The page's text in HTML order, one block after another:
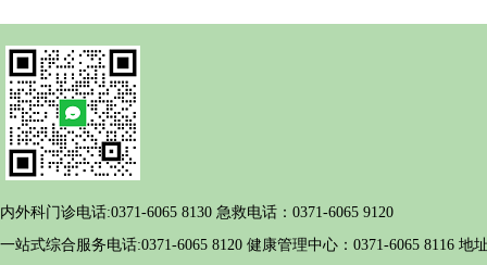
内外科门诊电话:0371-6065 8130 急救电话：0371-6065 9120
一站式综合服务电话:0371-6065 8120 健康管理中心：0371-6065 8116